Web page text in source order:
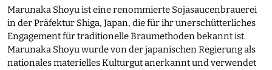
Marunaka Shoyu ist eine renommierte Sojasaucenbrauerei
in der Präfektur Shiga, Japan, die für ihr unerschütterliches
Engagement für traditionelle Braumethoden bekannt ist.
Marunaka Shoyu wurde von der japanischen Regierung als
nationales materielles Kulturgut anerkannt und verwendet